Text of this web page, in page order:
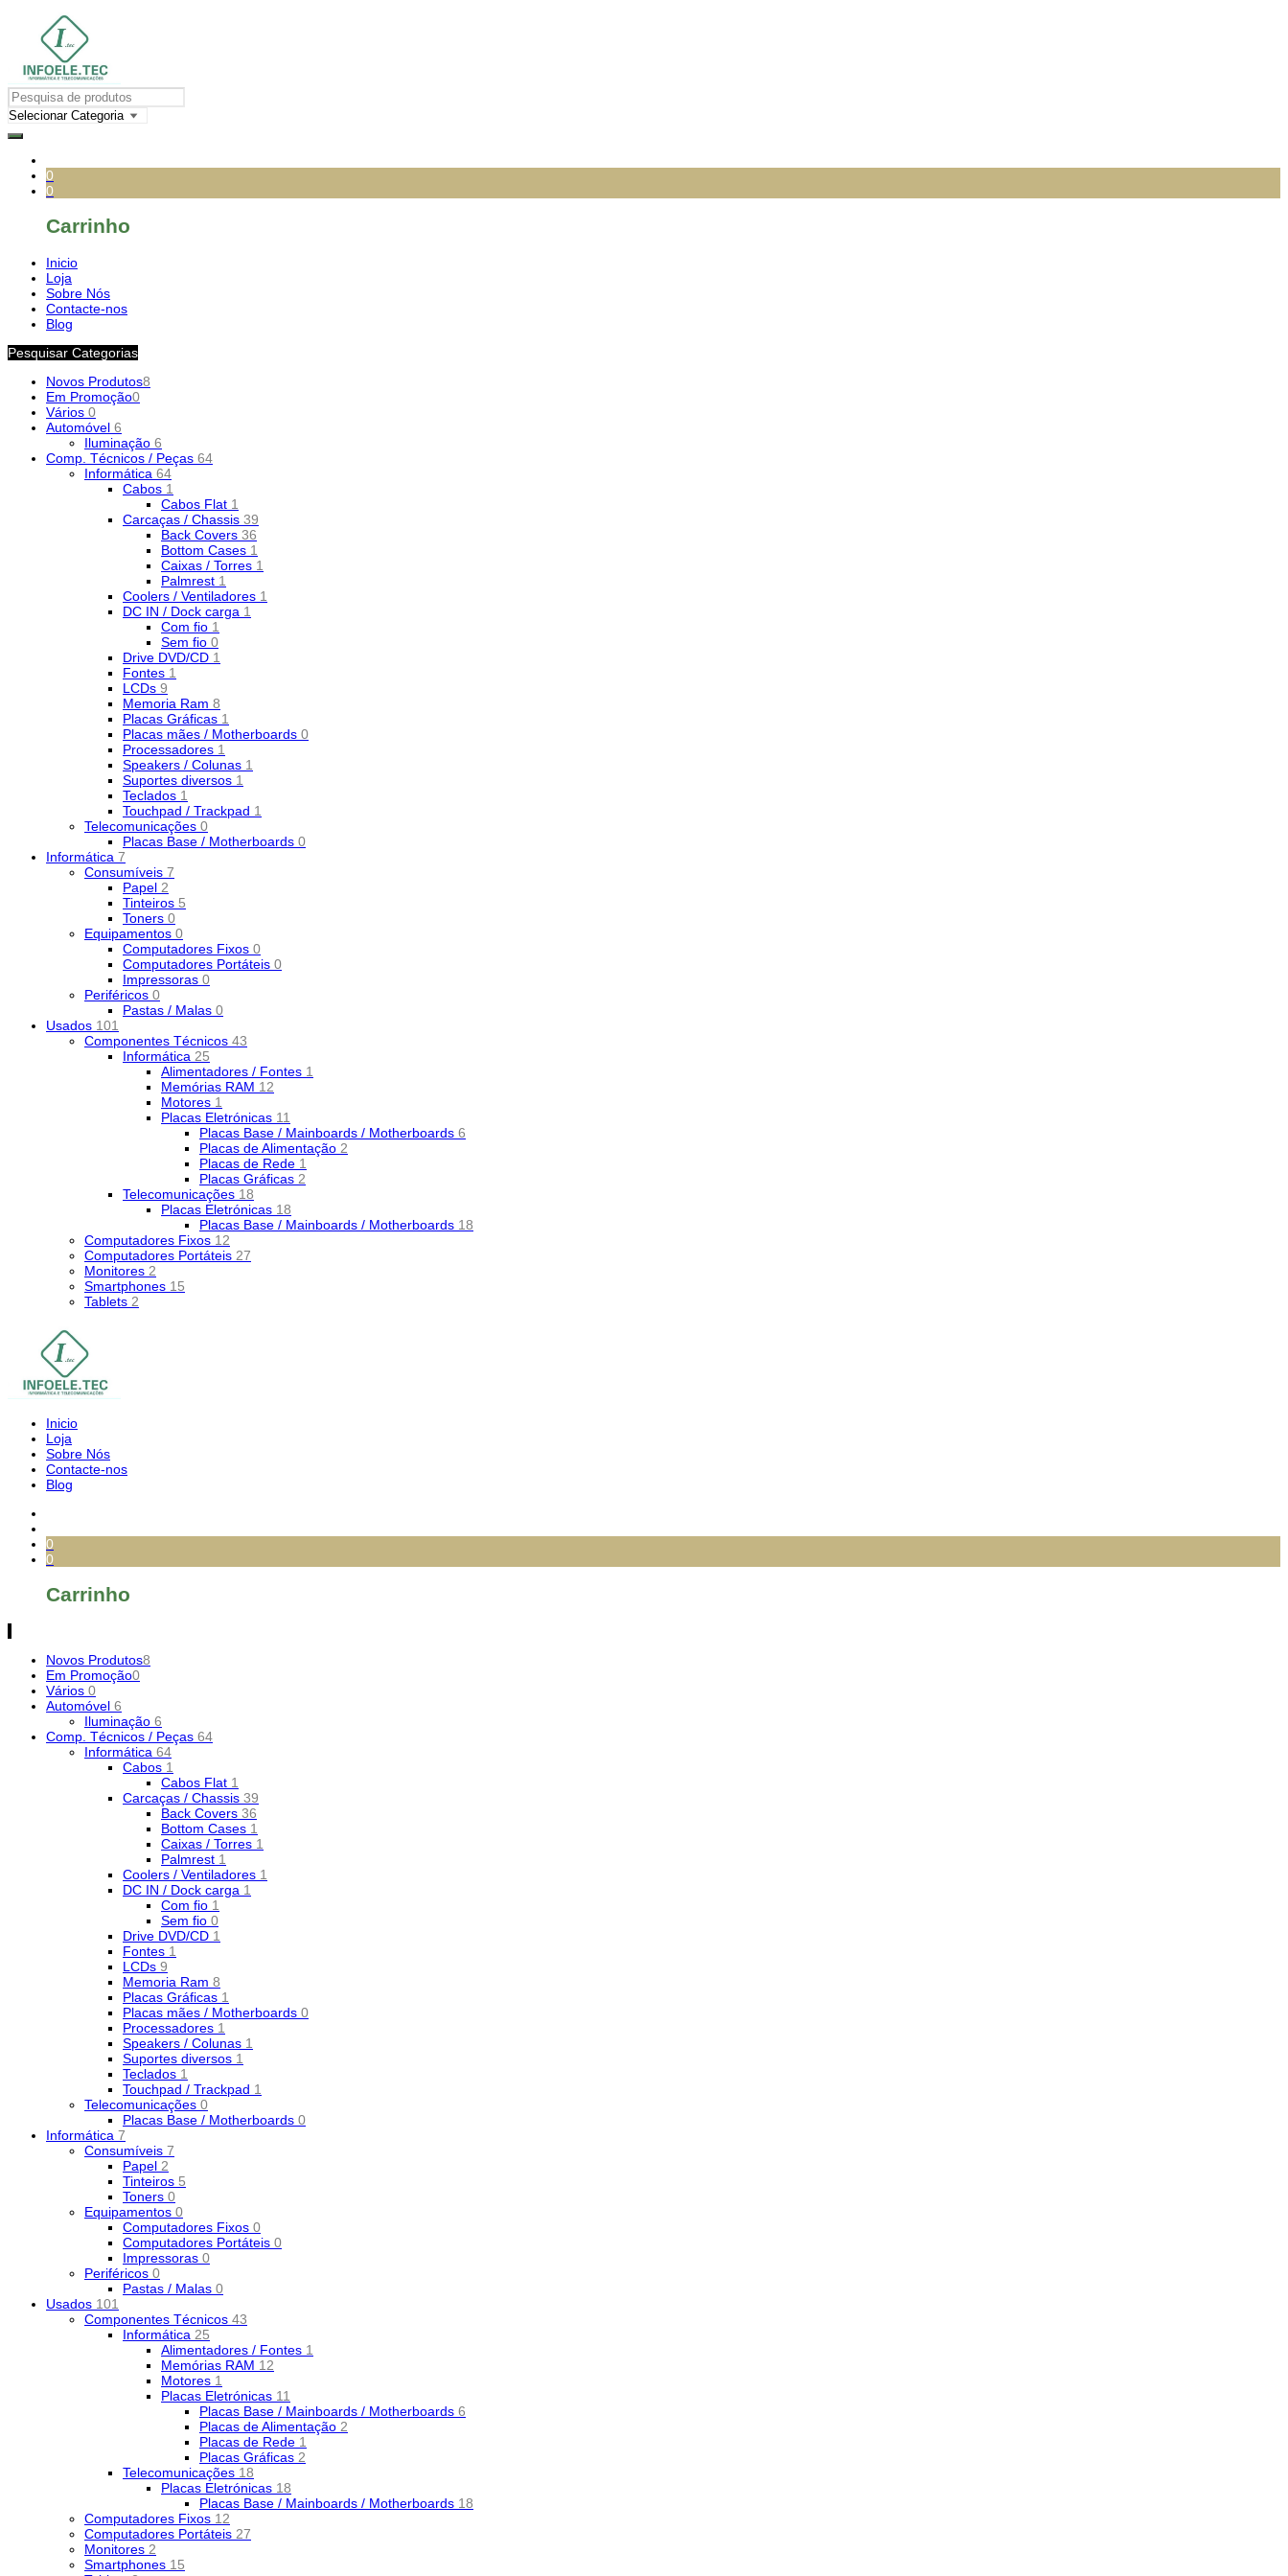
0
0
Carrinho
Inicio
Loja
Sobre Nós
Contacte-nos
Blog
Pesquisar Categorias
Novos Produtos8
Em Promoção0
Vários 0
Automóvel 6
Iluminação 6
Comp. Técnicos / Peças 64
Informática 64
Cabos 1
Cabos Flat 1
Carcaças / Chassis 39
Back Covers 36
Bottom Cases 1
Caixas / Torres 1
Palmrest 1
Coolers / Ventiladores 1
DC IN / Dock carga 1
Com fio 1
Sem fio 0
Drive DVD/CD 1
Fontes 1
LCDs 9
Memoria Ram 8
Placas Gráficas 1
Placas mães / Motherboards 0
Processadores 1
Speakers / Colunas 1
Suportes diversos 1
Teclados 1
Touchpad / Trackpad 1
Telecomunicações 0
Placas Base / Motherboards 0
Informática 7
Consumíveis 7
Papel 2
Tinteiros 5
Toners 0
Equipamentos 0
Computadores Fixos 0
Computadores Portáteis 0
Impressoras 0
Periféricos 0
Pastas / Malas 0
Usados 101
Componentes Técnicos 43
Informática 25
Alimentadores / Fontes 1
Memórias RAM 12
Motores 1
Placas Eletrónicas 11
Placas Base / Mainboards / Motherboards 6
Placas de Alimentação 2
Placas de Rede 1
Placas Gráficas 2
Telecomunicações 18
Placas Eletrónicas 18
Placas Base / Mainboards / Motherboards 18
Computadores Fixos 12
Computadores Portáteis 27
Monitores 2
Smartphones 15
Tablets 2
Inicio
Loja
Sobre Nós
Contacte-nos
Blog
0
0
Carrinho
Novos Produtos8
Em Promoção0
Vários 0
Automóvel 6
Iluminação 6
Comp. Técnicos / Peças 64
Informática 64
Cabos 1
Cabos Flat 1
Carcaças / Chassis 39
Back Covers 36
Bottom Cases 1
Caixas / Torres 1
Palmrest 1
Coolers / Ventiladores 1
DC IN / Dock carga 1
Com fio 1
Sem fio 0
Drive DVD/CD 1
Fontes 1
LCDs 9
Memoria Ram 8
Placas Gráficas 1
Placas mães / Motherboards 0
Processadores 1
Speakers / Colunas 1
Suportes diversos 1
Teclados 1
Touchpad / Trackpad 1
Telecomunicações 0
Placas Base / Motherboards 0
Informática 7
Consumíveis 7
Papel 2
Tinteiros 5
Toners 0
Equipamentos 0
Computadores Fixos 0
Computadores Portáteis 0
Impressoras 0
Periféricos 0
Pastas / Malas 0
Usados 101
Componentes Técnicos 43
Informática 25
Alimentadores / Fontes 1
Memórias RAM 12
Motores 1
Placas Eletrónicas 11
Placas Base / Mainboards / Motherboards 6
Placas de Alimentação 2
Placas de Rede 1
Placas Gráficas 2
Telecomunicações 18
Placas Eletrónicas 18
Placas Base / Mainboards / Motherboards 18
Computadores Fixos 12
Computadores Portáteis 27
Monitores 2
Smartphones 15